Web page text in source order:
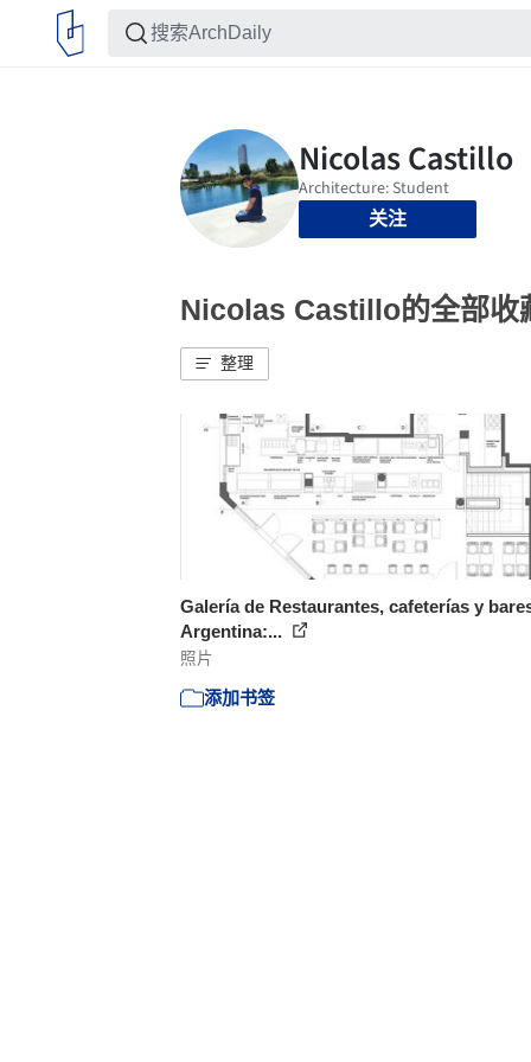
关注
Nicolas Castillo的全部收
整理
Galería de Restaurantes, cafeterías y
Argentina:...
照片
添加书签